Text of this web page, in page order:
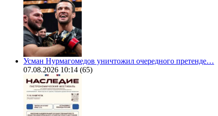
Усман Нурмагомедов уничтожил очередного претенде…
07.08.2026 10:14 (65)